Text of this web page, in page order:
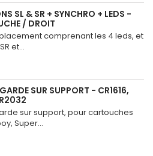
SL & SR + SYNCHRO + LEDS -
/ DROIT
comprenant les 4 leds, et
et...
SUR SUPPORT - CR1616,
sur support, pour cartouches
Super...